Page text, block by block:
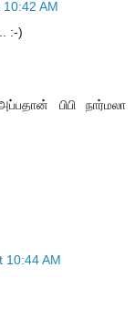
AM
:-)
பிபி நார்மலா
10:44 AM